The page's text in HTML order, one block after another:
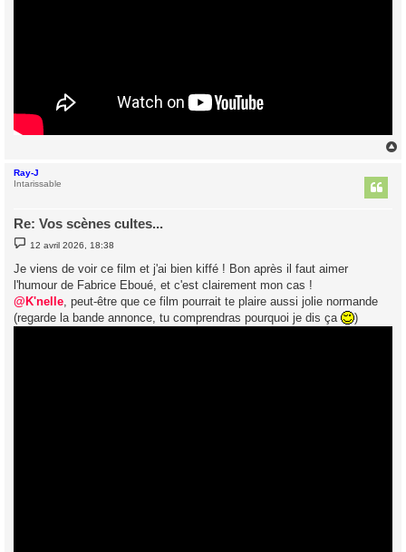
Ray-J
Intarissable
Re: Vos scènes cultes...
M
e
s
a
g
e
12 avril 2026, 18:38
Je viens de voir ce film et j'ai bien kiffé ! Bon après il faut aimer
l'humour de Fabrice Eboué, et c'est clairement mon cas !
@K'nelle , peut-être que ce film pourrait te plaire aussi jolie normande
(regarde la bande annonce, tu comprendras pourquoi je dis ça
)